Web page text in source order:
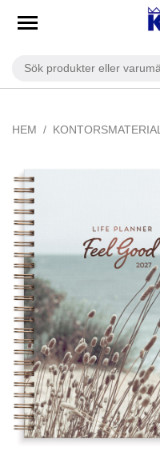
HEM KONTORSMATERIAL